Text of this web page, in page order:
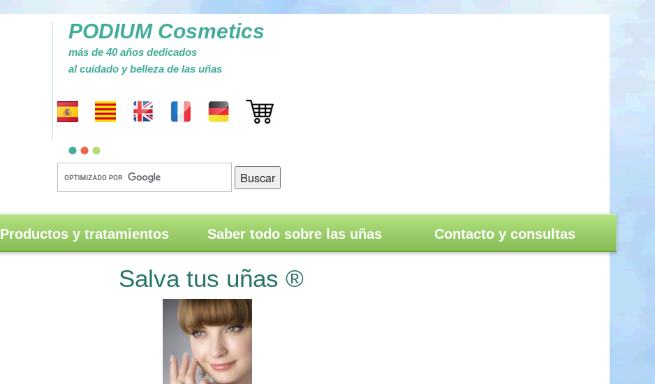
PODIUM Cosmetics
más de 40 años dedicados
al cuidado y belleza de las uñas
Productos y tratamientos Saber todo sobre las uñas Contacto y consultas
Salva tus uñas ®